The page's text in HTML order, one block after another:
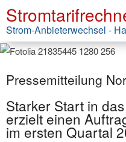
Strom-Anbieterwechsel -
Pressemitteilung
Starker Start in
erzielt einen
im ersten Quartal